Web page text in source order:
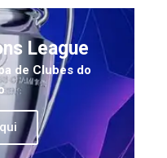
League
de Clubes do